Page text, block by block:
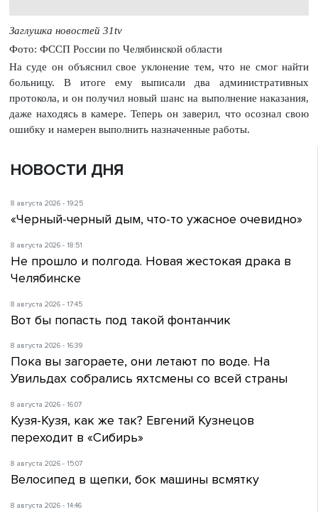
Заглушка новостей 31tv
Фото: ФССП России по Челябинской области
На суде он объяснил свое уклонение тем, что не смог найти
больницу. В итоге ему выписали два административных
протокола, и он получил новый шанс на выполнение наказания,
даже находясь в камере. Теперь он заверил, что осознал свою
ошибку и намерен выполнить назначенные работы.
НОВОСТИ ДНЯ
8 августа 2026 - 19:25
«Черный-черный дым, что-то ужасное очевидно»
8 августа 2026 - 18:51
Не прошло и полгода. Новая жестокая драка в
Челябинске
8 августа 2026 - 17:45
Вот бы попасть под такой фонтанчик
8 августа 2026 - 16:39
Пока вы загораете, они летают по воде. На
Увильдах собрались яхтсмены со всей страны
8 августа 2026 - 16:07
Кузя-Кузя, как же так? Евгений Кузнецов
переходит в «Сибирь»
8 августа 2026 - 15:07
Велосипед в щепки, бок машины всмятку
8 августа 2026 - 14:46